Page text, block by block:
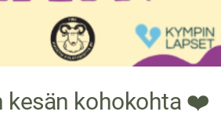
kesän kohokohta ❤️